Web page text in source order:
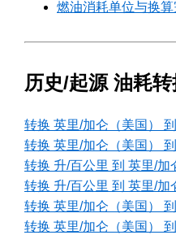
燃油消耗单位与换
历史/起源 油耗
转换 英里/加仑（美国）
转换 英里/加仑（美国）
转换 升/百公里 到 英里/加
转换 升/百公里 到 英里/加
转换 英里/加仑（美国）
转换 英里/加仑（美国）